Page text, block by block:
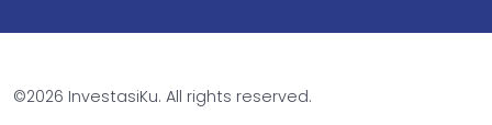
©2026 InvestasiKu. All rights reserved.